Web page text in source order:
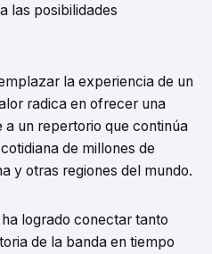
las posibilidades
la experiencia de un
radica en ofrecer una
un repertorio que continúa
de millones de
y otras regiones del mundo.
logrado conectar tanto
de la banda en tiempo